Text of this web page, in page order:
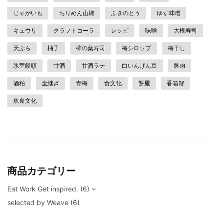
じゃがいも ちりめん山椒 ふきのとう ゆず味噌
キュウリ クラフトコーラ レシピ 味噌 大根寿司
天ぷら 柚子 柿の葉寿司 梅シロップ 梅干し
氷室饅頭 甘酒 甘酒ラテ 白いんげん豆 豚肉
酒粕 金継ぎ 青梅 食文化 餅屋 香箱蟹
魚食文化
商品カテゴリー
Eat Work Get inspired. (6)
selected by Weave (6)